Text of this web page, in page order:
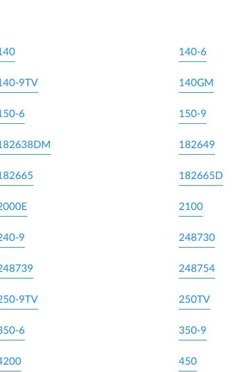
140-6
9TV 140GM
6 150-9
182649
182665D
2100
9 248730
248754
9TV 250TV
6 350-9
450